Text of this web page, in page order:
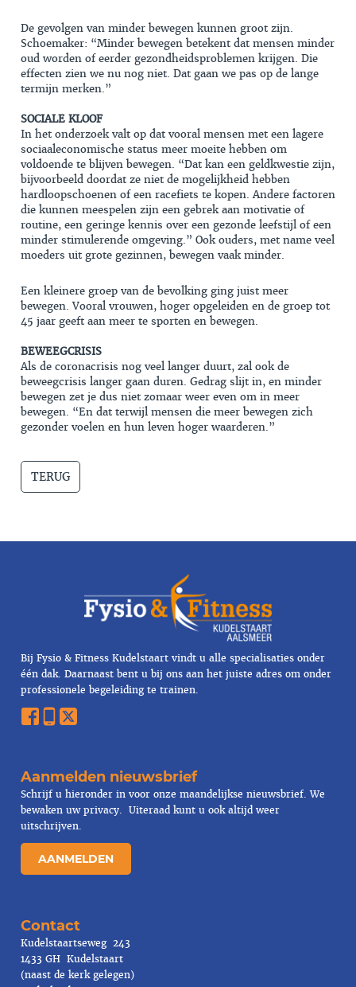
De gevolgen van minder bewegen kunnen groot zijn.
Schoemaker: “Minder bewegen betekent dat mensen minder
oud worden of eerder gezondheidsproblemen krijgen. Die
effecten zien we nu nog niet. Dat gaan we pas op de lange
termijn merken.”
SOCIALE KLOOF
In het onderzoek valt op dat vooral mensen met een lagere
sociaaleconomische status meer moeite hebben om
voldoende te blijven bewegen. “Dat kan een geldkwestie zijn,
bijvoorbeeld doordat ze niet de mogelijkheid hebben
hardloopschoenen of een racefiets te kopen. Andere factoren
die kunnen meespelen zijn een gebrek aan motivatie of
routine, een geringe kennis over een gezonde leefstijl of een
minder stimulerende omgeving.” Ook ouders, met name veel
moeders uit grote gezinnen, bewegen vaak minder.
Een kleinere groep van de bevolking ging juist meer
bewegen. Vooral vrouwen, hoger opgeleiden en de groep tot
45 jaar geeft aan meer te sporten en bewegen.
BEWEEGCRISIS
Als de coronacrisis nog veel langer duurt, zal ook de
beweegcrisis langer gaan duren. Gedrag slijt in, en minder
bewegen zet je dus niet zomaar weer even om in meer
bewegen. “En dat terwijl mensen die meer bewegen zich
gezonder voelen en hun leven hoger waarderen.”
TERUG
Bij Fysio & Fitness Kudelstaart vindt u alle specialisaties onder
één dak. Daarnaast bent u bij ons aan het juiste adres om onder
professionele begeleiding te trainen.
Aanmelden nieuwsbrief
Schrijf u hieronder in voor onze maandelijkse nieuwsbrief. We
bewaken uwprivacy. Uiteraad kunt u ook altijd weer
uitschrijven.
AANMELDEN
Contact
Kudelstaartseweg 243
1433 GH Kudelstaart
(naast de kerk gelegen)